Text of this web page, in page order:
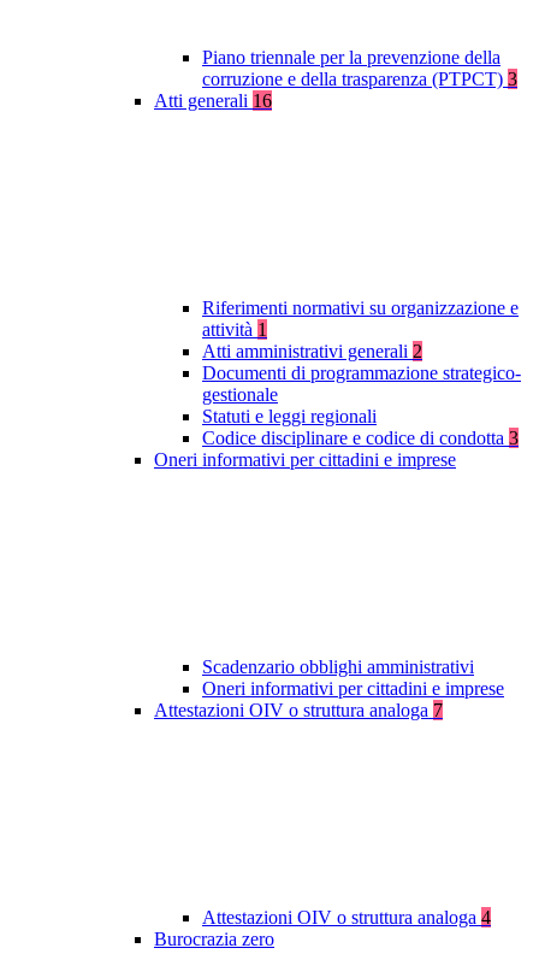
Piano triennale per la prevenzione della
corruzione e della trasparenza (PTPCT) 3
Atti generali 16
Riferimenti normativi su organizzazione e
attività 1
Atti amministrativi generali 2
Documenti di programmazione strategico-
gestionale
Statuti e leggi regionali
Codice disciplinare e codice di condotta 3
Oneri informativi per cittadini e imprese
Scadenzario obblighi amministrativi
Oneri informativi per cittadini e imprese
Attestazioni OIV o struttura analoga 7
Attestazioni OIV o struttura analoga 4
Burocrazia zero